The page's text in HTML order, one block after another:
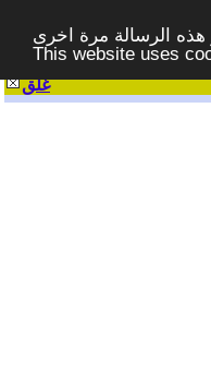
الرسالة مرة اخرى -
This website uses
غلق